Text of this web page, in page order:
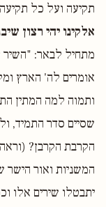
תקיעה ועל כל
אלקינו יהי רצון
מתחיל לבאר: "השיר
אומרים לה' הארץ
ותמוה למה המתין
שסיים סדר התמיד,
הקרבת הקרבן?
המשניות ואור
יתבטלו שירים אלו